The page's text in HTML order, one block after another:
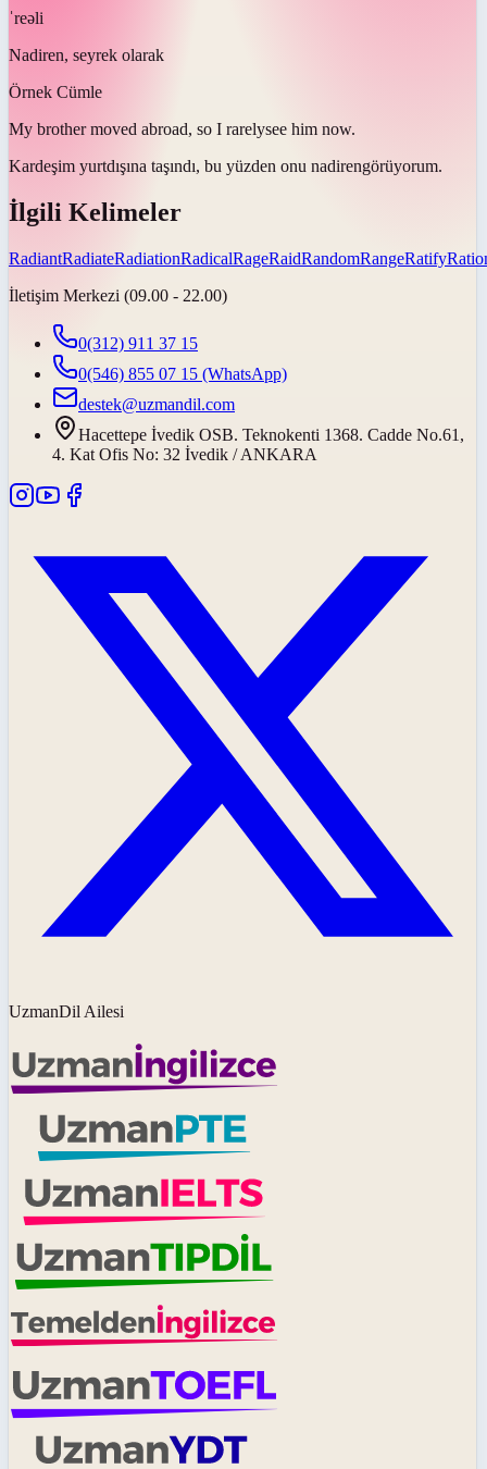
ˈreəli
Nadiren, seyrek olarak
Örnek Cümle
My brother moved abroad, so I rarelysee him now.
Kardeşim yurtdışına taşındı, bu yüzden onu nadirengörüyorum.
İlgili Kelimeler
RadiantRadiateRadiationRadicalRageRaidRandomRangeRatify
İletişim Merkezi (09.00 - 22.00)
0(312) 911 37 15
0(546) 855 07 15 (WhatsApp)
destek@uzmandil.com
Hacettepe İvedik OSB. Teknokenti 1368. Cadde No.61,
4. Kat Ofis No: 32 İvedik / ANKARA
UzmanDil Ailesi